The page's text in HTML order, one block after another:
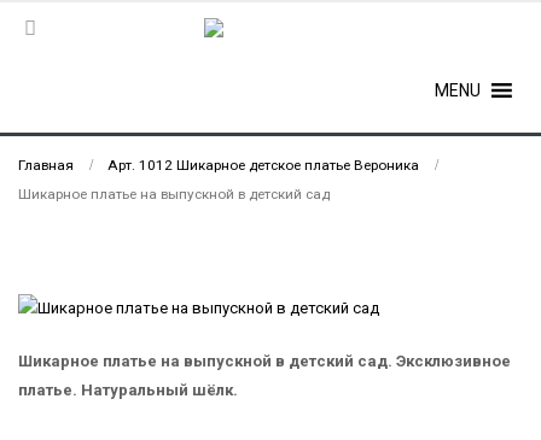
MENU
Главная
Арт. 1012 Шикарное детское платье Вероника
Шикарное платье на выпускной в детский сад
Шикарное платье на выпускной в детский сад. Эксклюзивное
платье. Натуральный шёлк.